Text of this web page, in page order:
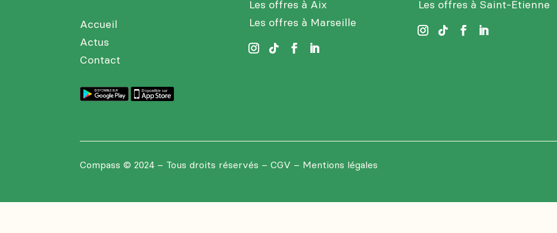
Accueil
Actus
Contact
Les offres à Aix
Les offres à Marseille
Les offres à Saint-Étienne
Compass© 2024 – Tous droits réservés –CGV – Mentions légales